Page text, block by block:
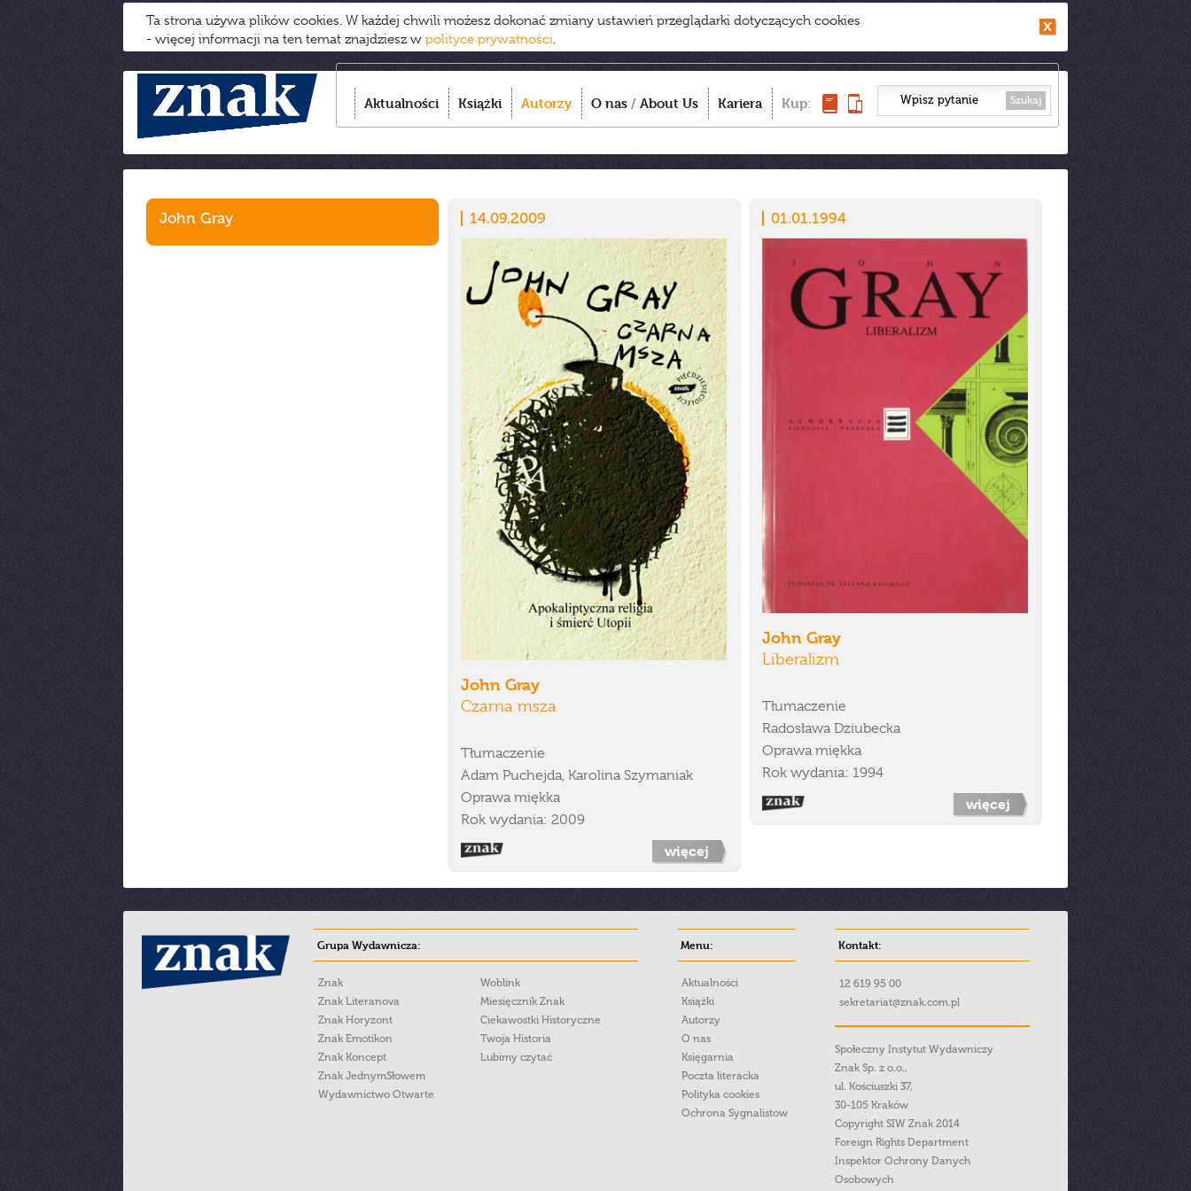
Ta strona używa plików cookies. W każdej chwili możesz dokonać zmiany ustawień przeglądarki dotyczących cookies
- więcej informacji na ten temat znajdziesz w polityce prywatności.
Aktualności Książki Autorzy O nas / About Us Kariera Kup: Szukaj
John Gray 14.09.2009
John Gray
Czarna msza
Tłumaczenie
Adam Puchejda, Karolina Szymaniak
Oprawa miękka
Rok wydania: 2009
więcej
01.01.1994
John Gray
Liberalizm
Tłumaczenie
Radosława Dziubecka
Oprawa miękka
Rok wydania: 1994
więcej
Grupa Wydawnicza:
Znak
Znak Literanova
Znak Horyzont
Znak Emotikon
Znak Koncept
Znak JednymSłowem
Wydawnictwo Otwarte
Woblink
Miesięcznik Znak
Ciekawostki Historyczne
Twoja Historia
Lubimy czytać
Menu:
Aktualności
Książki
Autorzy
O nas
Księgarnia
Poczta literacka
Polityka cookies
Ochrona Sygnalistow
Kontakt:
12 619 95 00
sekretariat@znak.com.pl
Społeczny Instytut Wydawniczy
Znak Sp. z o.o.,
ul. Kościuszki 37,
30-105 Kraków
Copyright SIW Znak 2014
Foreign Rights Department
Inspektor Ochrony Danych
Osobowych